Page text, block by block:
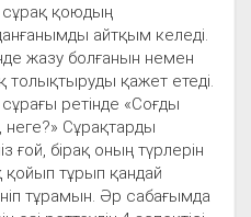
қоюдың
айтқым келеді.
жазу болғанын немен
толықтыруды қажет етеді.
ретінде «Соғды
Сұрақтарды
ғой, бірақ оның түрлерін
қойып тұрып қандай
тұрамын. Әр сабағымда